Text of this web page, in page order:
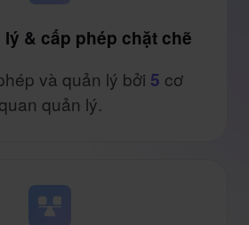
& cấp phép chặt chẽ
và quản lý bởi 5 cơ
quan quản lý.